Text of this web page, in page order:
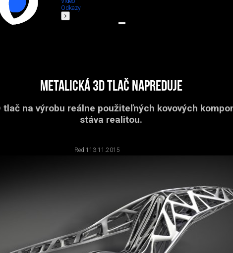
Odkazy
Metalická 3D tlač napreduje
tlač na výrobu reálne použiteľných kovových
stáva realitou.
Red 1 13.11.2015